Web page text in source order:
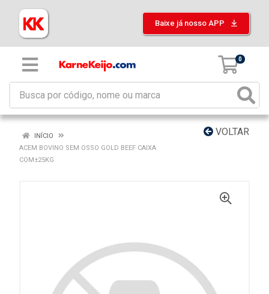
Baixe já nosso APP
0
VOLTAR
INÍCIO
ACEM BOVINO SEM OSSO GOLD BEEF CAIXA
COM±25KG